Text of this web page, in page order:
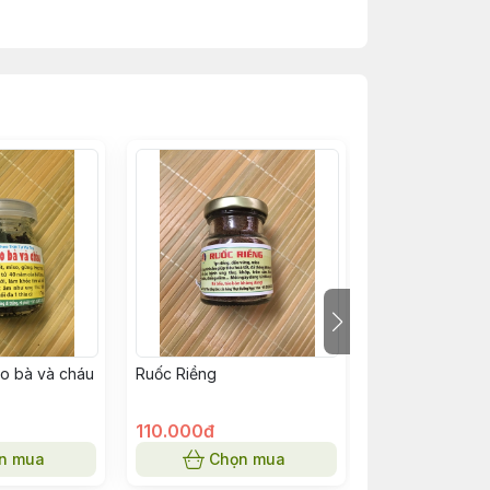
thì hơn!?)
riềng...
bà và cháu
mua
Ruốc Riềng
110.000đ
Chọn mua